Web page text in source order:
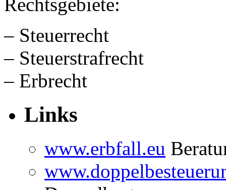
– Steuerrecht
– Steuerstrafrecht
– Erbrecht
Links
www.erbfall.eu